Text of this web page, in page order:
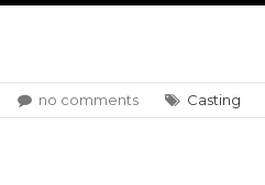
no comments Casting